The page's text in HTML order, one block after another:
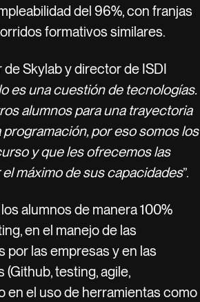
del 96%, con franjas
formativos similares.
Skylab y director de ISDI
es una cuestión de tecnologías.
alumnos para una trayectoria
por eso somos los
y que les ofrecemos las
máximo de sus capacidades”.
alumnos de manera 100%
en el manejo de las
por las empresas y en las
testing, agile,
en el uso de herramientas como